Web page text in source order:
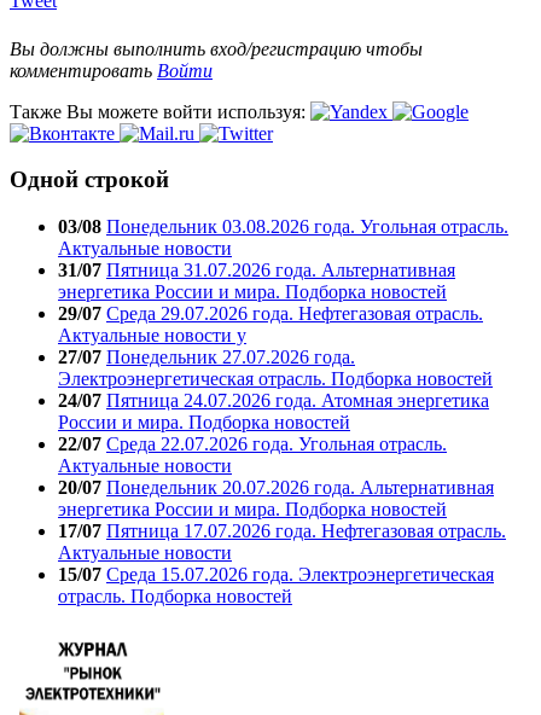
Вы должны выполнить вход/регистрацию чтобы
комментировать Войти
Также Вы можете войти используя:
Одной строкой
03/08 Понедельник 03.08.2026 года. Угольная отрасль.
Актуальные новости
31/07 Пятница 31.07.2026 года. Альтернативная
энергетика России и мира. Подборка новостей
29/07 Среда 29.07.2026 года. Нефтегазовая отрасль.
Актуальные новости у
27/07 Понедельник 27.07.2026 года.
Электроэнергетическая отрасль. Подборка новостей
24/07 Пятница 24.07.2026 года. Атомная энергетика
России и мира. Подборка новостей
22/07 Среда 22.07.2026 года. Угольная отрасль.
Актуальные новости
20/07 Понедельник 20.07.2026 года. Альтернативная
энергетика России и мира. Подборка новостей
17/07 Пятница 17.07.2026 года. Нефтегазовая отрасль.
Актуальные новости
15/07 Среда 15.07.2026 года. Электроэнергетическая
отрасль. Подборка новостей